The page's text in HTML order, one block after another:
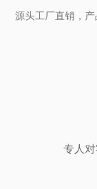
源头工厂直销，
专人